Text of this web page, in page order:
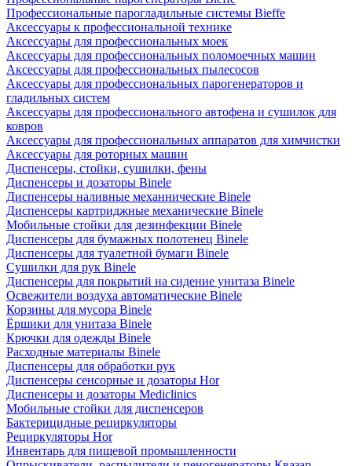
Профессиональные парогладильные системы Bieffe
Аксессуары к профессиональной технике
Аксессуары для профессиональных моек
Аксессуары для профессиональных поломоечных машин
Аксессуары для профессиональных пылесосов
Аксессуары для профессиональных парогенераторов и
гладильных систем
Аксессуары для профессионального автофена и сушилок для
ковров
Аксессуары для профессиональных аппаратов для химчистки
Аксессуары для роторных машин
Диспенсеры, стойки, сушилки, фены
Диспенсеры и дозаторы Binele
Диспенсеры наливные механнические Binele
Диспенсеры картриджные механические Binele
Мобильные стойки для дезинфекции Binele
Диспенсеры для бумажных полотенец Binele
Диспенсеры для туалетной бумаги Binele
Сушилки для рук Binele
Диспенсеры для покрытий на сидение унитаза Binele
Освежители воздуха автоматические Binele
Корзины для мусора Binele
Ёршики для унитаза Binele
Крючки для одежды Binele
Расходные материалы Binele
Диспенсеры для обработки рук
Диспенсеры сенсорные и дозаторы Hor
Диспенсеры и дозаторы Mediclinics
Мобильные стойки для диспенсеров
Бактерицидные рециркуляторы
Рециркуляторы Hor
Инвентарь для пищевой промышленности